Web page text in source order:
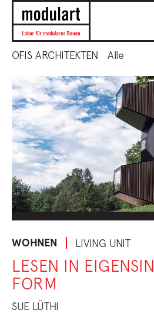
OFIS ARCHITEKTEN Alle
WOHNEN LIVING UNIT
LESEN IN
FORM
SUE LÜTHI